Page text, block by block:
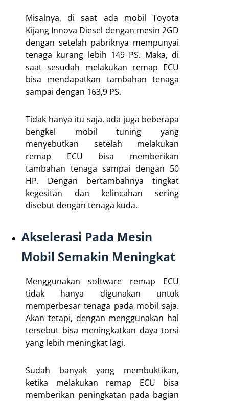
Misalnya, di saat ada mobil Toyota
Kijang Innova Diesel dengan mesin 2GD
dengan setelah pabriknya mempunyai
tenaga kurang lebih 149 PS. Maka, di
saat sesudah melakukan remap ECU
bisa mendapatkan tambahan tenaga
sampai dengan 163,9 PS.
Tidak hanya itu saja, ada juga beberapa
bengkel mobil tuning yang
menyebutkan setelah melakukan
remap ECU bisa memberikan
tambahan tenaga sampai dengan 50
HP. Dengan bertambahnya tingkat
kegesitan dan kelincahan sering
disebut dengan tenaga kuda.
Akselerasi Pada Mesin
Mobil Semakin Meningkat
Menggunakan software remap ECU
tidak hanya digunakan untuk
memperbesar tenaga pada mobil saja.
Akan tetapi, dengan menggunakan hal
tersebut bisa meningkatkan daya torsi
yang lebih meningkat lagi.
Sudah banyak yang membuktikan,
ketika melakukan remap ECU bisa
memberikan peningkatan pada bagian